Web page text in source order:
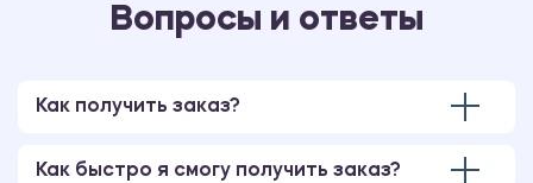
Вопросы и ответы
Как получить заказ?
Как быстро я смогу получить заказ?